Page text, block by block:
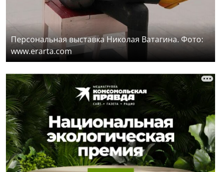
Персональная выставка Николая Ватагина. Фото:
www.erarta.com